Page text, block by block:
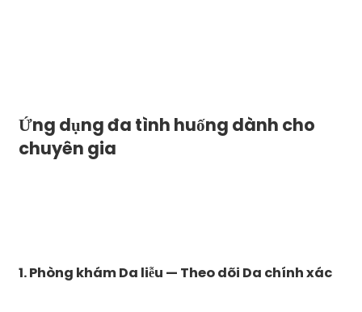
Ứng dụng đa tình huống dành cho
chuyên gia
1. Phòng khám Da liễu — Theo dõi Da chính xác